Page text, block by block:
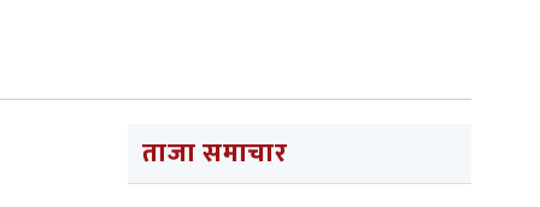
ताजा समाचार